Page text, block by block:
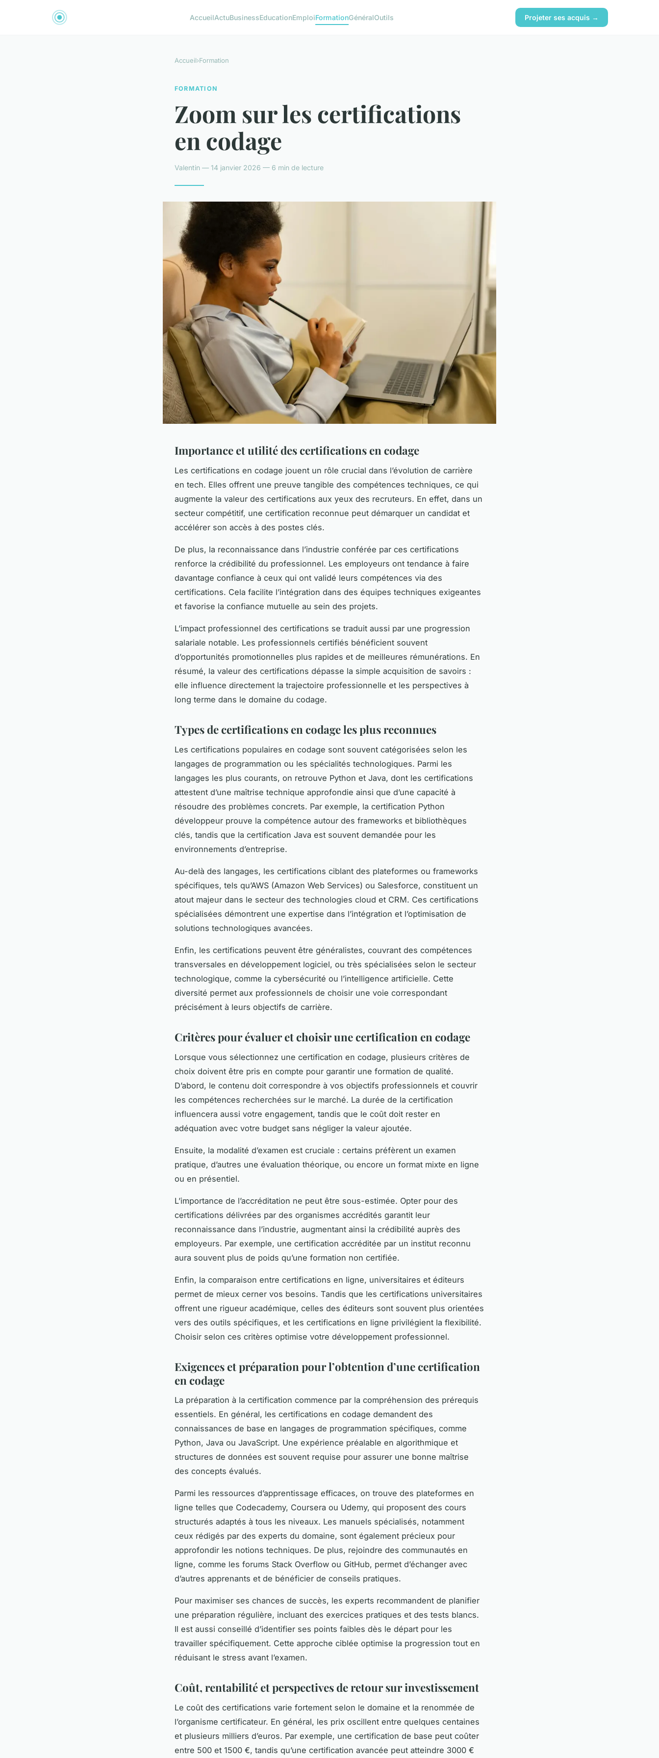
AccueilActuBusinessEducationEmploiFormationGénéralOutils Projeter ses acquis →
Accueil›Formation
FORMATION
Zoom sur les certifications
en codage
Valentin — 14 janvier 2026 — 6 min de lecture
Importance et utilité des certifications en codage
Les certifications en codage jouent un rôle crucial dans l’évolution de carrière
en tech. Elles offrent une preuve tangible des compétences techniques, ce qui
augmente la valeur des certifications aux yeux des recruteurs. En effet, dans un
secteur compétitif, une certification reconnue peut démarquer un candidat et
accélérer son accès à des postes clés.
De plus, la reconnaissance dans l’industrie conférée par ces certifications
renforce la crédibilité du professionnel. Les employeurs ont tendance à faire
davantage confiance à ceux qui ont validé leurs compétences via des
certifications. Cela facilite l’intégration dans des équipes techniques exigeantes
et favorise la confiance mutuelle au sein des projets.
L’impact professionnel des certifications se traduit aussi par une progression
salariale notable. Les professionnels certifiés bénéficient souvent
d’opportunités promotionnelles plus rapides et de meilleures rémunérations. En
résumé, la valeur des certifications dépasse la simple acquisition de savoirs :
elle influence directement la trajectoire professionnelle et les perspectives à
long terme dans le domaine du codage.
Types de certifications en codage les plus reconnues
Les certifications populaires en codage sont souvent catégorisées selon les
langages de programmation ou les spécialités technologiques. Parmi les
langages les plus courants, on retrouve Python et Java, dont les certifications
attestent d’une maîtrise technique approfondie ainsi que d’une capacité à
résoudre des problèmes concrets. Par exemple, la certification Python
développeur prouve la compétence autour des frameworks et bibliothèques
clés, tandis que la certification Java est souvent demandée pour les
environnements d’entreprise.
Au-delà des langages, les certifications ciblant des plateformes ou frameworks
spécifiques, tels qu’AWS (Amazon Web Services) ou Salesforce, constituent un
atout majeur dans le secteur des technologies cloud et CRM. Ces certifications
spécialisées démontrent une expertise dans l’intégration et l’optimisation de
solutions technologiques avancées.
Enfin, les certifications peuvent être généralistes, couvrant des compétences
transversales en développement logiciel, ou très spécialisées selon le secteur
technologique, comme la cybersécurité ou l’intelligence artificielle. Cette
diversité permet aux professionnels de choisir une voie correspondant
précisément à leurs objectifs de carrière.
Critères pour évaluer et choisir une certification en codage
Lorsque vous sélectionnez une certification en codage, plusieurs critères de
choix doivent être pris en compte pour garantir une formation de qualité.
D’abord, le contenu doit correspondre à vos objectifs professionnels et couvrir
les compétences recherchées sur le marché. La durée de la certification
influencera aussi votre engagement, tandis que le coût doit rester en
adéquation avec votre budget sans négliger la valeur ajoutée.
Ensuite, la modalité d’examen est cruciale : certains préfèrent un examen
pratique, d’autres une évaluation théorique, ou encore un format mixte en ligne
ou en présentiel.
L’importance de l’accréditation ne peut être sous-estimée. Opter pour des
certifications délivrées par des organismes accrédités garantit leur
reconnaissance dans l’industrie, augmentant ainsi la crédibilité auprès des
employeurs. Par exemple, une certification accréditée par un institut reconnu
aura souvent plus de poids qu’une formation non certifiée.
Enfin, la comparaison entre certifications en ligne, universitaires et éditeurs
permet de mieux cerner vos besoins. Tandis que les certifications universitaires
offrent une rigueur académique, celles des éditeurs sont souvent plus orientées
vers des outils spécifiques, et les certifications en ligne privilégient la flexibilité.
Choisir selon ces critères optimise votre développement professionnel.
Exigences et préparation pour l’obtention d’une certification
en codage
La préparation à la certification commence par la compréhension des prérequis
essentiels. En général, les certifications en codage demandent des
connaissances de base en langages de programmation spécifiques, comme
Python, Java ou JavaScript. Une expérience préalable en algorithmique et
structures de données est souvent requise pour assurer une bonne maîtrise
des concepts évalués.
Parmi les ressources d’apprentissage efficaces, on trouve des plateformes en
ligne telles que Codecademy, Coursera ou Udemy, qui proposent des cours
structurés adaptés à tous les niveaux. Les manuels spécialisés, notamment
ceux rédigés par des experts du domaine, sont également précieux pour
approfondir les notions techniques. De plus, rejoindre des communautés en
ligne, comme les forums Stack Overflow ou GitHub, permet d’échanger avec
d’autres apprenants et de bénéficier de conseils pratiques.
Pour maximiser ses chances de succès, les experts recommandent de planifier
une préparation régulière, incluant des exercices pratiques et des tests blancs.
Il est aussi conseillé d’identifier ses points faibles dès le départ pour les
travailler spécifiquement. Cette approche ciblée optimise la progression tout en
réduisant le stress avant l’examen.
Coût, rentabilité et perspectives de retour sur investissement
Le coût des certifications varie fortement selon le domaine et la renommée de
l’organisme certificateur. En général, les prix oscillent entre quelques centaines
et plusieurs milliers d’euros. Par exemple, une certification de base peut coûter
entre 500 et 1500 €, tandis qu’une certification avancée peut atteindre 3000 €